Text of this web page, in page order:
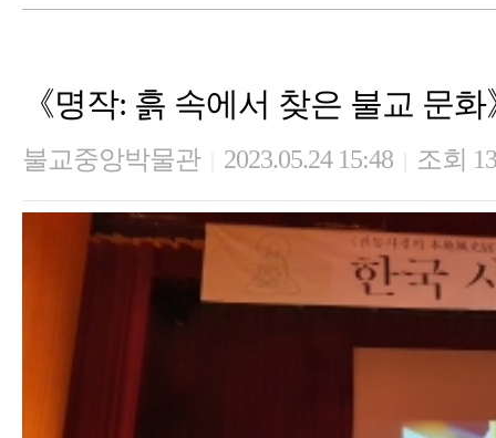
《명작: 흙 속에서 찾은 불교 문
불교중앙박물관 2023.05.24 15:48 조회